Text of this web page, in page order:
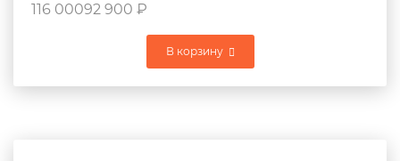
116 00092 900 ₽
В корзину